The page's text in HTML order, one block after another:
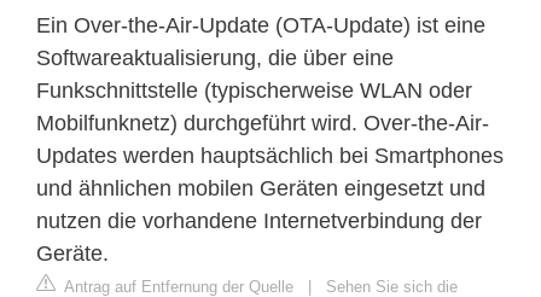
Ein Over-the-Air-Update (OTA-Update) ist eine
Softwareaktualisierung, die über eine
Funkschnittstelle (typischerweise WLAN oder
Mobilfunknetz) durchgeführt wird. Over-the-Air-
Updates werden hauptsächlich bei Smartphones
und ähnlichen mobilen Geräten eingesetzt und
nutzen die vorhandene Internetverbindung der
Geräte.
Antrag auf Entfernung der Quelle | Sehen Sie sich die